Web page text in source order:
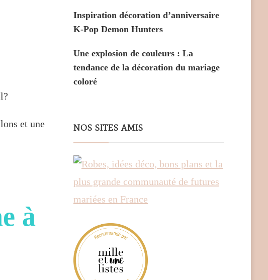
et une
à
Inspiration décoration d’anniversaire
K-Pop Demon Hunters
Une explosion de couleurs : La
tendance de la décoration du mariage
coloré
NOS SITES AMIS